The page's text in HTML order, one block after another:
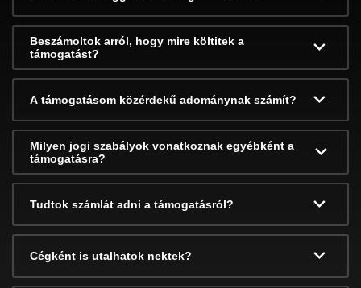
Beszámoltok arról, hogy mire költitek a
támogatást?
A támogatásom közérdekű adománynak számít?
Milyen jogi szabályok vonatkoznak egyébként a
támogatásra?
Tudtok számlát adni a támogatásról?
Cégként is utalhatok nektek?